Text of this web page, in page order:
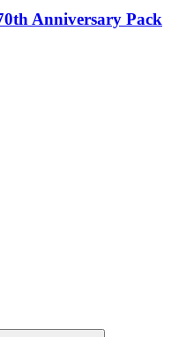
Anniversary Pack